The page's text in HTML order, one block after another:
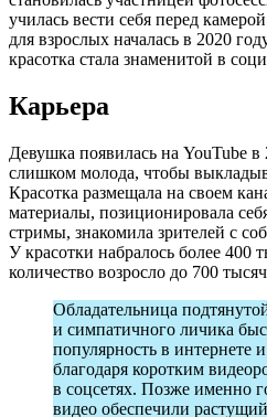
училась вести себя перед
для взрослых началась в 2020
красотка стала знаменитой в
Карьера
Девушка появилась на YouTube в
слишком молода, чтобы
Красотка размещала на своем
материалы, позиционировала
стримы, знакомила зрителей с
У красотки набралось более 400
количество возросло до 700
Обладательница
и симпатичного личика
популярность в интернете
благодаря коротким
в соцсетях. Позже именно
видео обеспечили